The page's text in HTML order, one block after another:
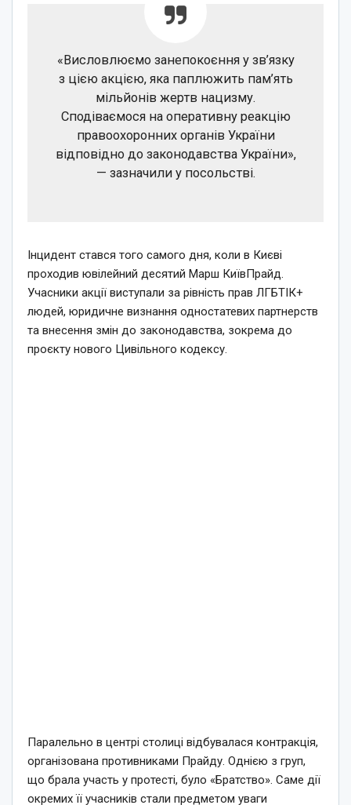
«Висловлюємо занепокоєння у зв’язку
з цією акцією, яка паплюжить пам’ять
мільйонів жертв нацизму.
Сподіваємося на оперативну реакцію
правоохоронних органів України
відповідно до законодавства України»,
— зазначили у посольстві.
Інцидент стався того самого дня, коли в Києві
проходив ювілейний десятий Марш КиївПрайд.
Учасники акції виступали за рівність прав ЛГБТІК+
людей, юридичне визнання одностатевих партнерств
та внесення змін до законодавства, зокрема до
проєкту нового Цивільного кодексу.
Паралельно в центрі столиці відбувалася контракція,
організована противниками Прайду. Однією з груп,
що брала участь у протесті, було «Братство». Саме дії
окремих її учасників стали предметом уваги